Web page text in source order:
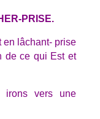
PRISE.
lâchant- prise
de ce qui Est et
vers une